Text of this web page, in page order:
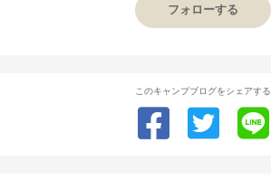
フォローする
このキャンプブログをシェアする